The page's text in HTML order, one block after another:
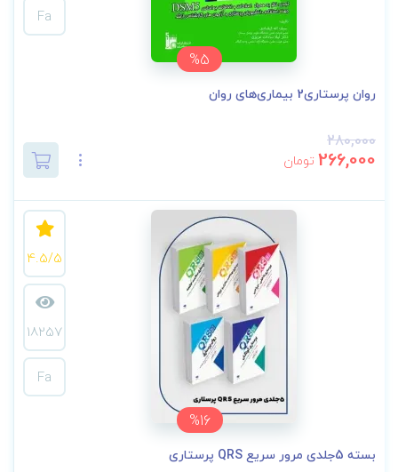
%5
Fa
روان پرستاری2 بیماری‌های روان
280,000
266,000 تومان
%16
4.5/5
18257
Fa
بسته 5جلدی مرور سریع QRS پرستاری